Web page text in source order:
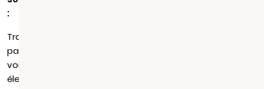
:
Transmission
par
voie
électronique